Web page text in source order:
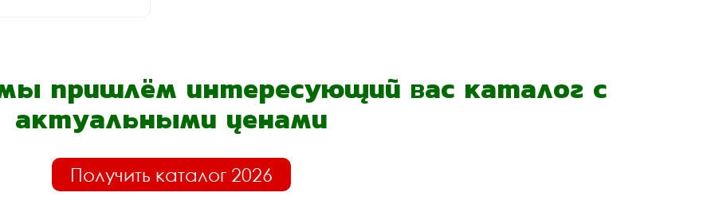
пришлём интересующий вас каталог с
актуальными ценами
Получить каталог 2026